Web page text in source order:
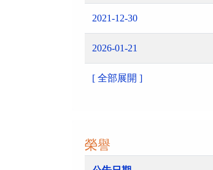
2021-12-30
2026-01-21
[ 全部展開 ]
榮譽